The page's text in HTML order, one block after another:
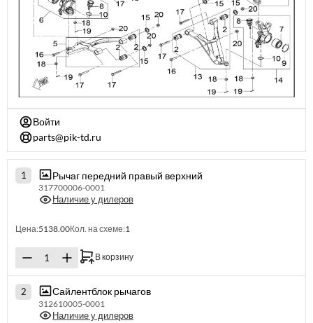
Войти
parts@pik-td.ru
1 Рычаг передний правый верхний
317700006-0001
Наличие у дилеров
Цена:5138.00Кол. на схеме:1
В корзину
2 Сайлентблок рычагов
312610005-0001
Наличие у дилеров